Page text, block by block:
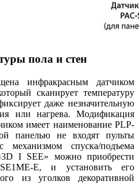
пола и стен
инфракрасным датчиком
сканирует температуру
даже незначительную
или нагрева. Модификация
имеет наименование PLP-
панелью не входят пульты
спуска/подъема
I SEE» можно приобрести
E, и установить его
из уголков декоративной